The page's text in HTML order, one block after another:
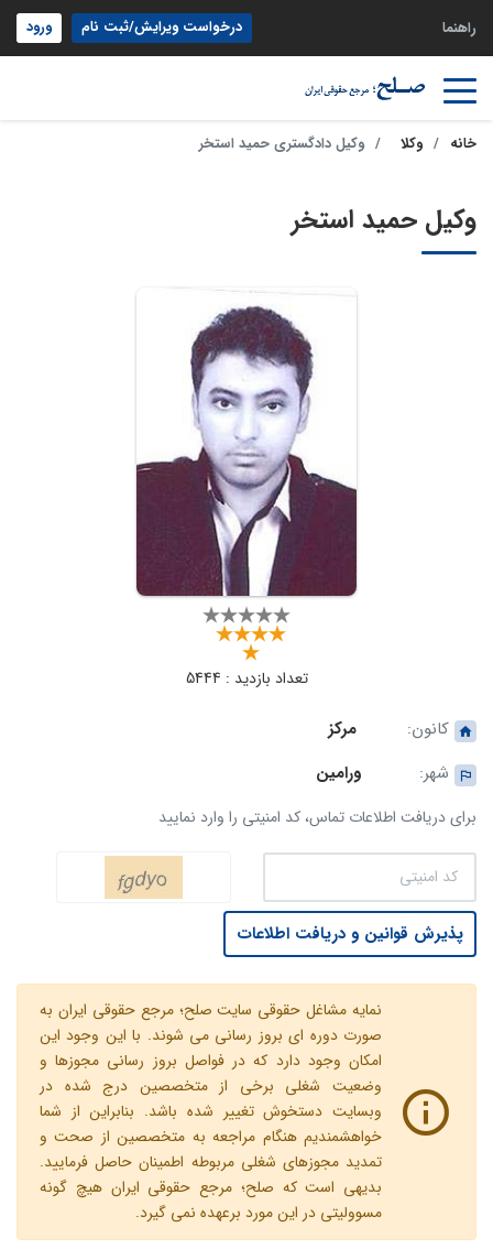
راهنما درخواست ویرایش/ثبت نام ورود
خانه وکلا وکیل دادگستری حمید استخر
وکیل حمید استخر
تعداد بازدید : 5444
کانون:
مرکز
شهر:
ورامین
برای دریافت اطلاعات تماس، کد امنیتی را وارد نمایید
پذیرش قوانین و دریافت اطلاعات
نمایه مشاغل حقوقی سایت صلح؛ مرجع حقوقی ایران به
صورت دوره ای بروز رسانی می شوند. با این وجود این
امکان وجود دارد که در فواصل بروز رسانی مجوزها و
وضعیت شغلی برخی از متخصصین درج شده در
وبسایت دستخوش تغییر شده باشد. بنابراین از شما
خواهشمندیم هنگام مراجعه به متخصصین از صحت و
تمدید مجوزهای شغلی مربوطه اطمینان حاصل فرمایید.
بدیهی است که صلح؛ مرجع حقوقی ایران هیچ گونه
مسوولیتی در این مورد برعهده نمی گیرد.